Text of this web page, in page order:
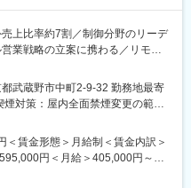
品分析会社、環境分析会社、水
ターゲットとして、各国の販売
ポートを行います。
中心としたカラム等化学系消耗
染みやすい環境です。部署内で
上比率約7割／制御分野のリーデ
業戦略の立案に携わる／リモー
します。
武蔵野市中町2-9-32 勤務地最寄
対策：屋内全面禁煙変更の範
＜賃金形態＞月給制＜賃金内訳＞
円＜月給＞405,000円～